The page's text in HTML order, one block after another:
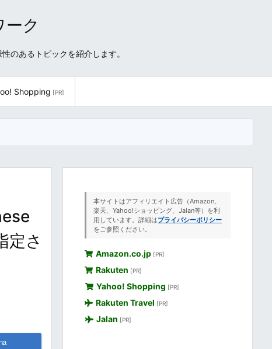
ク
のあるトピックを紹介します。
Shopping [PR]
定さ
本サイトはアフィリエイト広告（Amazon、
楽天、Yahoo!ショッピング、Jalan等）を利
用しています。詳細はプライバシーポリシー
をご参照ください。
Amazon.co.jp [PR]
Rakuten [PR]
Yahoo! Shopping [PR]
Rakuten Travel [PR]
Jalan [PR]